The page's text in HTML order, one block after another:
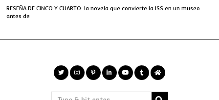
RESEÑA DE CINCO Y CUARTO: la novela que convierte la ISS en un museo
antes de